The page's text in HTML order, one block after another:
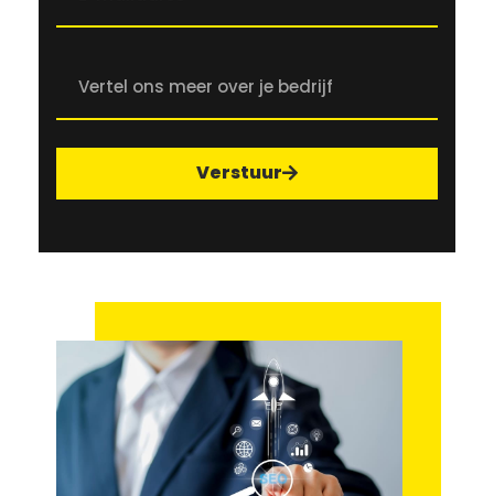
Verstuur